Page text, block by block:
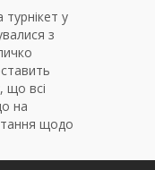
турнікет у
з
що всі
на
щодо